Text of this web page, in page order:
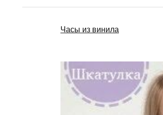
Часы из винила